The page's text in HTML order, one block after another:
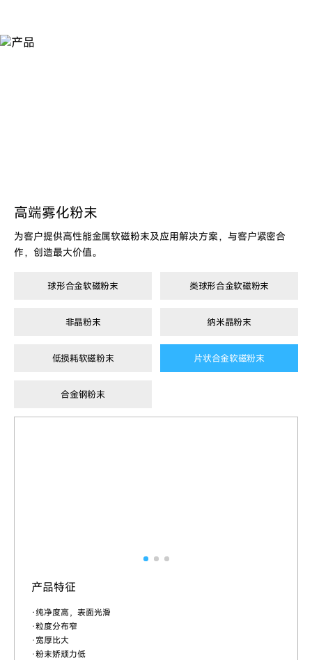
高端雾化粉末
为客户提供高性能金属软磁粉末及应用解决方案，与客户紧密合
作，创造最大价值。
球形合金软磁粉末 类球形合金软磁粉末
非晶粉末 纳米晶粉末
低损耗软磁粉末 片状合金软磁粉末
合金钢粉末
产品特征
·纯净度高，表面光滑
·粒度分布窄
·宽厚比大
·粉末矫顽力低